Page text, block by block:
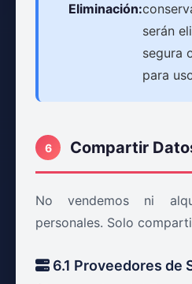
Eliminación:
serán
segura
para
6 Compartir
No vendemos ni
personales. Solo
6.1 Proveedores de